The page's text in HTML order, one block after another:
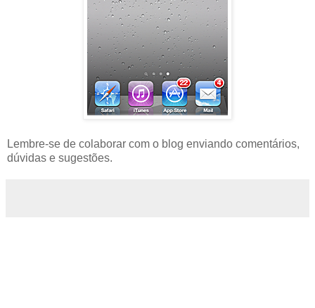
Lembre-se de colaborar com o blog enviando comentários,
dúvidas e sugestões.